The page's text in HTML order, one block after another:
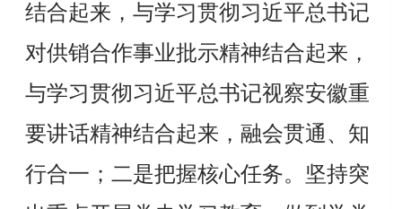
结合起来，与学习贯彻习近平总书记
对供销合作事业批示精神结合起来，
与学习贯彻习近平总书记视察安徽重
要讲话精神结合起来，融会贯通、知
行合一 ；二是把握核心任务。坚持突